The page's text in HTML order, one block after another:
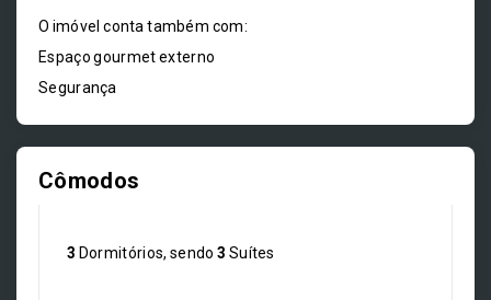
O imóvel conta também com:
Espaço gourmet externo
Segurança
Cômodos
3 Dormitórios, sendo3 Suítes